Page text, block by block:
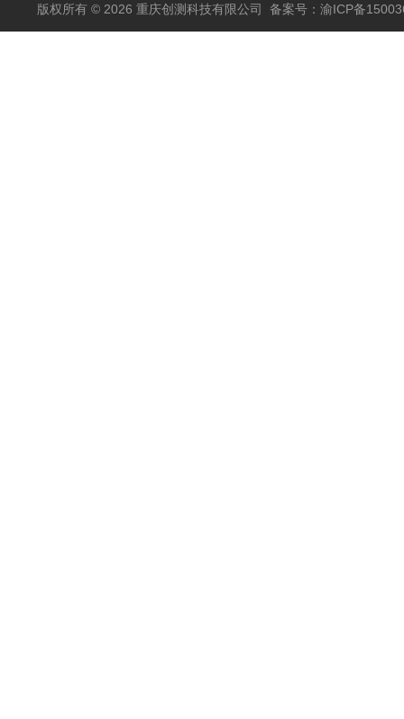
版权所有 © 2026 重庆创测科技有限公司 备案号：渝ICP备